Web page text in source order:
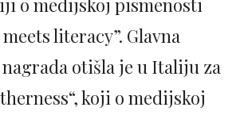
literacy”. Glavna
otišla je u Italiju za
koji o medijskoj